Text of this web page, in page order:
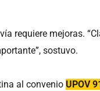
requiere mejoras.
sostuvo.
al convenio UPOV